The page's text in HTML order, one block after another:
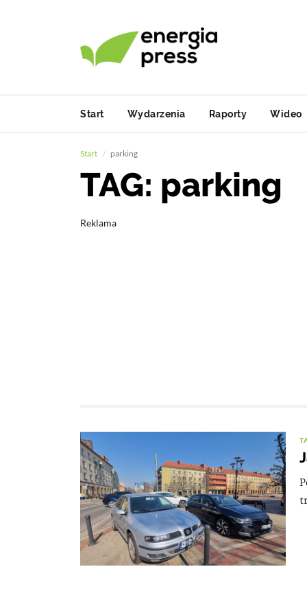
Start Wydarzenia Raporty Wideo
Start parking
TAG: parking
Reklama